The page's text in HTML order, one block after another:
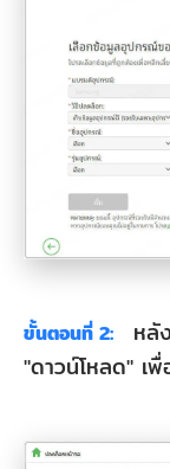
ขั้นตอนที่ 2:
หลั
"ดาวน์โหลด" เ